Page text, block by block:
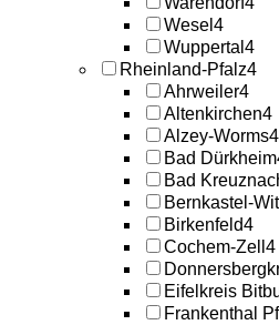
Wesel 4
Wuppertal 4
Rheinland-Pfalz4
Ahrweiler4
Altenkirchen4
Alzey-Worms4
Bad Dürkheim
Bad
Bernkastel-
Birkenfeld4
Cochem-Zell 4
Eifelkreis
Frankenthal